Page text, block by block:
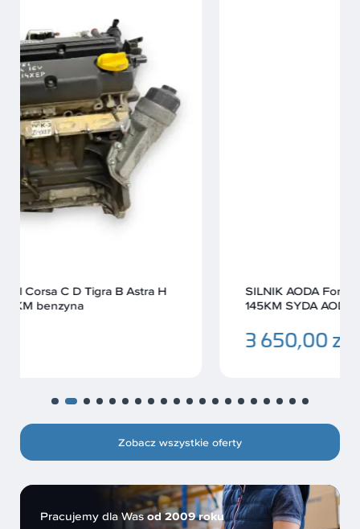
SILNIK AODA Ford Focus II MK2 C Max 2.0 16V
145KM SYDA AODB B4204S4 B4204S3
Zobacz wszystkie oferty
Pracujemy dla Wasod 2009 roku